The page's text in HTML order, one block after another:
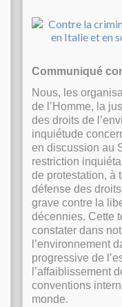
Communiqué
Nous, les
de l’Homme, la
des droits de
inquiétude
en discussion au
restriction
de protestation, à
défense des
grave contre la
décennies. Cette
constater dans
l’environnement
progressive de
l’affaiblissement
conventions
monde.